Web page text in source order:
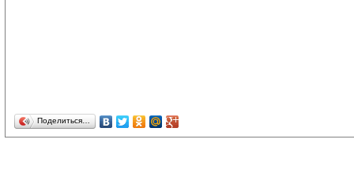
Поделиться…